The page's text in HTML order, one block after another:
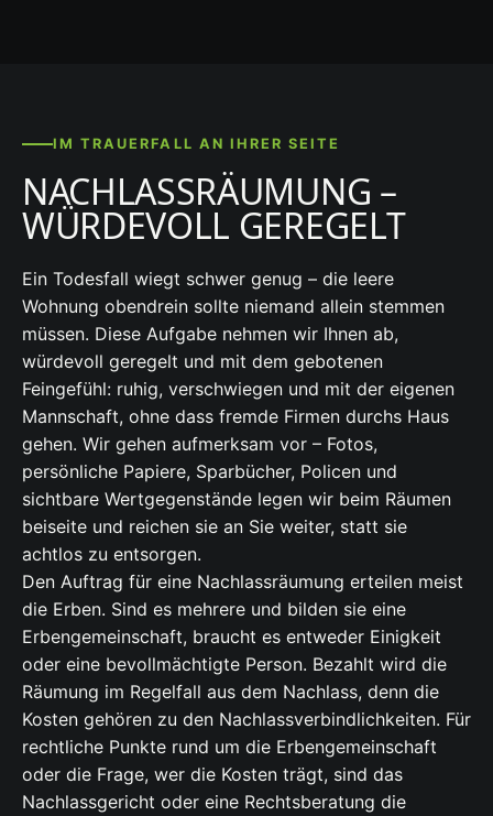
IM TRAUERFALL AN IHRER SEITE
NACHLASSRÄUMUNG –
WÜRDEVOLL GEREGELT
Ein Todesfall wiegt schwer genug – die leere
Wohnung obendrein sollte niemand allein stemmen
müssen. Diese Aufgabe nehmen wir Ihnen ab,
würdevoll geregelt und mit dem gebotenen
Feingefühl: ruhig, verschwiegen und mit der eigenen
Mannschaft, ohne dass fremde Firmen durchs Haus
gehen. Wir gehen aufmerksam vor – Fotos,
persönliche Papiere, Sparbücher, Policen und
sichtbare Wertgegenstände legen wir beim Räumen
beiseite und reichen sie an Sie weiter, statt sie
achtlos zu entsorgen.
Den Auftrag für eine Nachlassräumung erteilen meist
die Erben. Sind es mehrere und bilden sie eine
Erbengemeinschaft, braucht es entweder Einigkeit
oder eine bevollmächtigte Person. Bezahlt wird die
Räumung im Regelfall aus dem Nachlass, denn die
Kosten gehören zu den Nachlassverbindlichkeiten. Für
rechtliche Punkte rund um die Erbengemeinschaft
oder die Frage, wer die Kosten trägt, sind das
Nachlassgericht oder eine Rechtsberatung die